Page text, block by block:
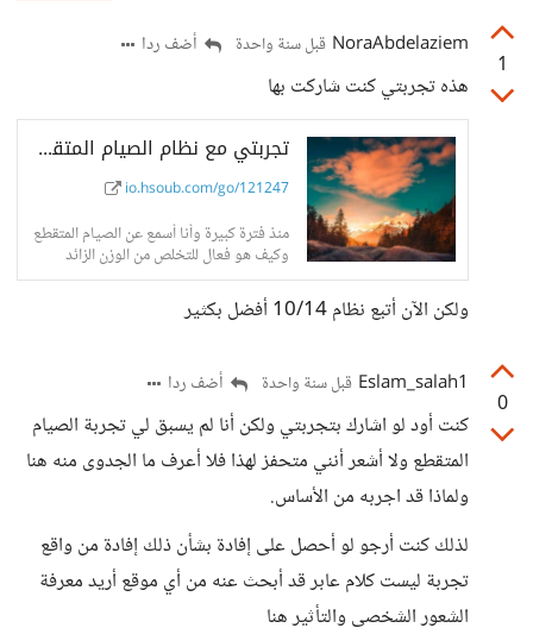
1
NoraAbdelaziem قبل سنة واحدة أضف ردا
هذه تجربتي كنت شاركت بها
تجربتي مع نظام الصيام المتقطع - حسوب I/O
io.hsoub.com/go/121247
منذ فترة كبيرة وأنا أسمع عن الصيام المتقطع
وكيف هو فعال للتخلص من الوزن الزائد
والدهون
ولكن الآن أتبع نظام 10/14 أفضل بكثير
0
Eslam_salah1 قبل سنة واحدة أضف ردا
كنت أود لو اشارك بتجربتي ولكن أنا لم يسبق لي تجربة الصيام
المتقطع ولا أشعر أنني متحفز لهذا فلا أعرف ما الجدوى منه هنا
ولماذا قد اجربه من الأساس.
لذلك كنت أرجو لو أحصل على إفادة بشأن ذلك إفادة من واقع
تجربة ليست كلام عابر قد أبحث عنه من أي موقع أريد معرفة
الشعور الشخصي والتأثير هنا